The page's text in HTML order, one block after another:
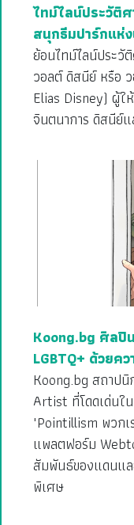
ไทม์ไลน์ประวัติ
สนุกธีมปาร์กแห่
ย้อนไทม์ไลน์ประวั
วอลต์ ดิสนีย์ หรือ
Elias Disney) ผู้ใ
จินตนาการ ดิสนีย์
Koong.bg ศิลปิ
LGBTQ+ ด้วยค
Koong.bg สถาป
Artist ที่โดดเด่นใ
"Pointillism พวก
แพลตฟอร์ม
สัมพันธ์ของแดนแ
พิเศษ